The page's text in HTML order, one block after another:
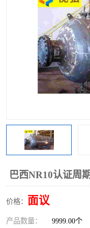
巴西NR10认证周
价格： 面议
产品数量： 9999.00个